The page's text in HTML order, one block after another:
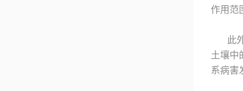
作用范
此
土壤中
系病害